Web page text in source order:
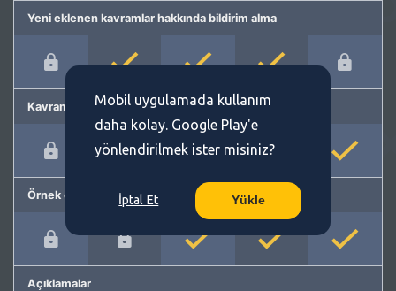
Yeni eklenen kavramlar hakkında bildirim alma
Kavram önerme
Örnek cümleler
Açıklamalar
Mobil uygulamada kullanım
daha kolay. Google Play'e
yönlendirilmek ister misiniz?
İptal Et Yükle